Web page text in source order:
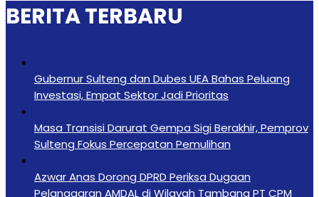
BERITA TERBARU
Gubernur Sulteng dan Dubes UEA Bahas Peluang
Investasi, Empat Sektor Jadi Prioritas
Masa Transisi Darurat Gempa Sigi Berakhir, Pemprov
Sulteng Fokus Percepatan Pemulihan
Azwar Anas Dorong DPRD Periksa Dugaan
Pelanggaran AMDAL di Wilayah Tambang PT CPM